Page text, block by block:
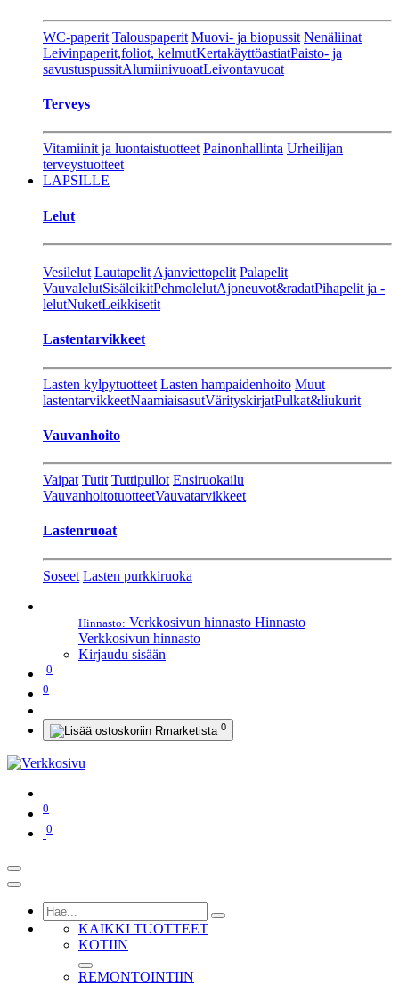
WC-paperit Talouspaperit Muovi- ja biopussit Nenäliinat
Leivinpaperit,foliot, kelmutKertakäyttöastiatPaisto- ja
savustuspussitAlumiinivuoatLeivontavuoat
Terveys
Vitamiinit ja luontaistuotteet Painonhallinta Urheilijan
terveystuotteet
LAPSILLE
Lelut
Vesilelut Lautapelit Ajanviettopelit Palapelit
VauvalelutSisäleikitPehmolelutAjoneuvot&radatPihapelit ja -
lelutNuketLeikkisetit
Lastentarvikkeet
Lasten kylpytuotteet Lasten hampaidenhoito Muut
lastentarvikkeetNaamiaisasutVärityskirjatPulkat&liukurit
Vauvanhoito
Vaipat Tutit Tuttipullot Ensiruokailu
VauvanhoitotuotteetVauvatarvikkeet
Lastenruoat
Soseet Lasten purkkiruoka
Hinnasto: Verkkosivun hinnasto Hinnasto
Verkkosivun hinnasto
Kirjaudu sisään
0
0
0
0
0
KAIKKI TUOTTEET
KOTIIN
REMONTOINTIIN